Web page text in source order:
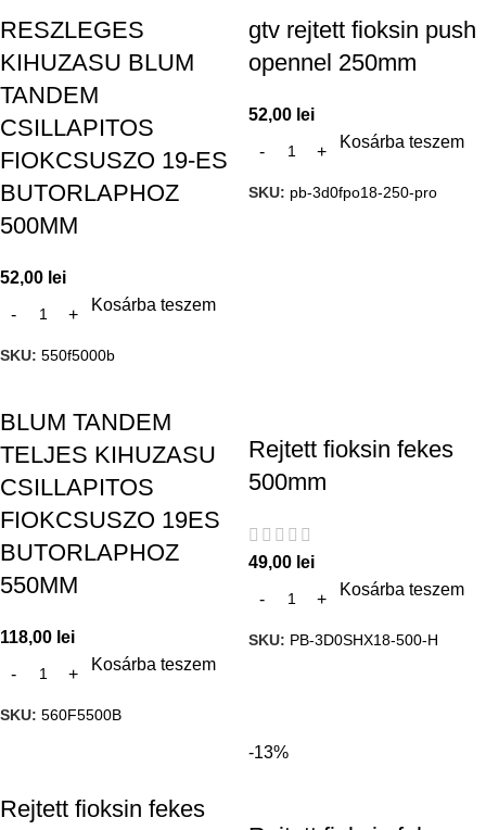
RESZLEGES
KIHUZASU BLUM
TANDEM
CSILLAPITOS
FIOKCSUSZO 19-ES
BUTORLAPHOZ
500MM
52,00 lei
Kosárba teszem
SKU: 550f5000b
gtv rejtett fioksin push
opennel 250mm
52,00 lei
Kosárba teszem
SKU: pb-3d0fpo18-250-pro
BLUM TANDEM
TELJES KIHUZASU
CSILLAPITOS
FIOKCSUSZO 19ES
BUTORLAPHOZ
550MM
118,00 lei
Kosárba teszem
SKU: 560F5500B
Rejtett fioksin fekes
500mm
49,00 lei
Kosárba teszem
SKU: PB-3D0SHX18-500-H
Rejtett fioksin fekes
-13%